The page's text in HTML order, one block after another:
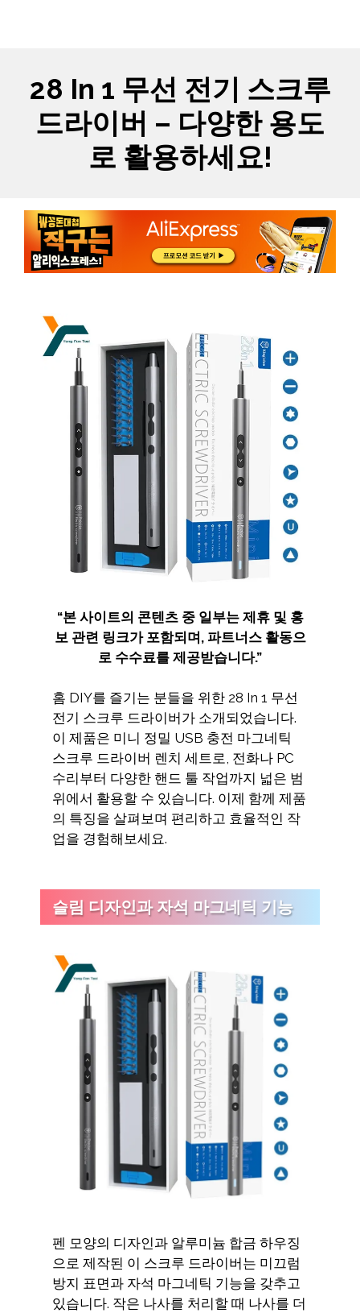
28 In 1 무선 전기 스크루
드라이버 – 다양한 용도
로 활용하세요!
“본 사이트의 콘텐츠 중 일부는 제휴 및 홍
보 관련 링크가 포함되며, 파트너스 활동으
로 수수료를 제공받습니다.”
홈 DIY를 즐기는 분들을 위한 28 In 1 무선
전기 스크루 드라이버가 소개되었습니다.
이 제품은 미니 정밀 USB 충전 마그네틱
스크루 드라이버 렌치 세트로, 전화나 PC
수리부터 다양한 핸드 툴 작업까지 넓은 범
위에서 활용할 수 있습니다. 이제 함께 제품
의 특징을 살펴보며 편리하고 효율적인 작
업을 경험해보세요.
슬림 디자인과 자석 마그네틱 기능
펜 모양의 디자인과 알루미늄 합금 하우징
으로 제작된 이 스크루 드라이버는 미끄럼
방지 표면과 자석 마그네틱 기능을 갖추고
있습니다. 작은 나사를 처리할 때 나사를 더